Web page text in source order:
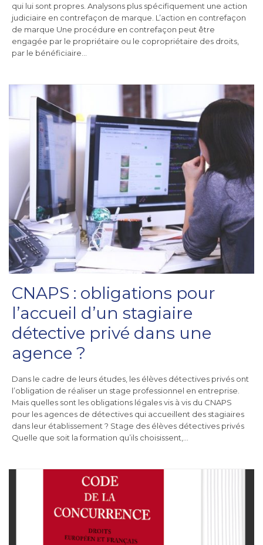
qui lui sont propres. Analysons plus spécifiquement une action
judiciaire en contrefaçon de marque. L’action en contrefaçon
de marque Une procédure en contrefaçon peut être
engagée par le propriétaire ou le copropriétaire des droits,
par le bénéficiaire…
CNAPS : obligations pour
l’accueil d’un stagiaire
détective privé dans une
agence ?
Dans le cadre de leurs études, les élèves détectives privés ont
l’obligation de réaliser un stage professionnel en entreprise.
Mais quelles sont les obligations légales vis à vis du CNAPS
pour les agences de détectives qui accueillent des stagiaires
dans leur établissement ? Stage des élèves détectives privés
Quelle que soit la formation qu’ils choisissent,…